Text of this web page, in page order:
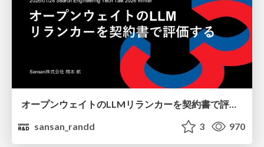
オープンウェイトのLLMリランカーを契約書で評価する / searchtechjp
sansan_randd
3 970